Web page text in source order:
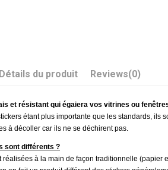
Détails du produit Reviews(0)
et résistant qui égaiera vos vitrines ou
étant plus importante que les standards,
à décoller car ils ne se déchirent pas.
sont différents ?
réalisées à la main de façon traditionnelle (papier